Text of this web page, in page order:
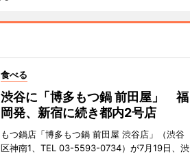
食べる
渋谷に「博多もつ鍋 前田屋」 福
岡発、新宿に続き都内2号店
もつ鍋店「博多もつ鍋 前田屋 渋谷店」（渋谷
区神南1、TEL 03-5593-0734）が7月19日、渋